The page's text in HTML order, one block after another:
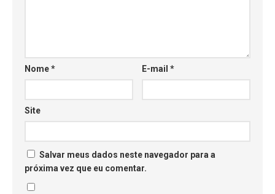
Nome* E-mail*
Site
Salvar meus dados neste navegador para a
próxima vez que eu comentar.